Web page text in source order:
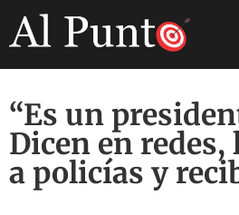
“Es un
Dicen en
a policías y